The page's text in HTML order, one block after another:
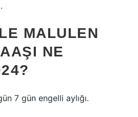
MALULEN
NE
7 gün engelli aylığı.